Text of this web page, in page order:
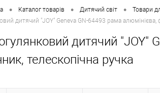
• Каталог товарів • Дитячий світ • Товари
дитячий "JOY" Geneva GN-64493 рама алюмінієва,
дитячий "JOY"
телескопічна ручка